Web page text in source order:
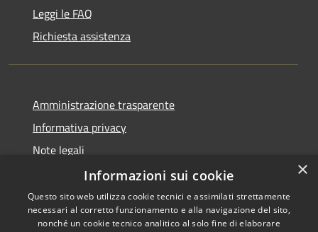
Leggi le FAQ
Richiesta assistenza
Amministrazione trasparente
Informativa privacy
Note legali
Dichiarazione di accessibilità
×
Informazioni sui cookie
Questo sito web utilizza cookie tecnici e assimilati strettamente
necessari al corretto funzionamento e alla navigazione del sito,
nonché un cookie tecnico analitico al solo fine di elaborare